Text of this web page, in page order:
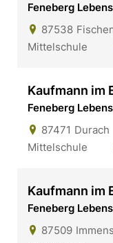
Feneberg
87538
Mittelschule
Kaufmann im
Feneberg
87471 Durach
Mittelschule
Kaufmann im
Feneberg
87509